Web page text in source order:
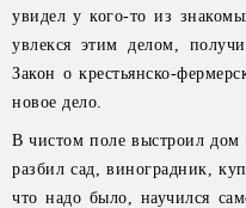
увидел у кого-то из
увлекся этим делом,
Закон о крестьянско-
новое дело.
В чистом поле выстроил
разбил сад, виноградник,
что надо было, научился